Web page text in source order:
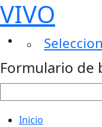
VIVO
Formulario de
Inicio